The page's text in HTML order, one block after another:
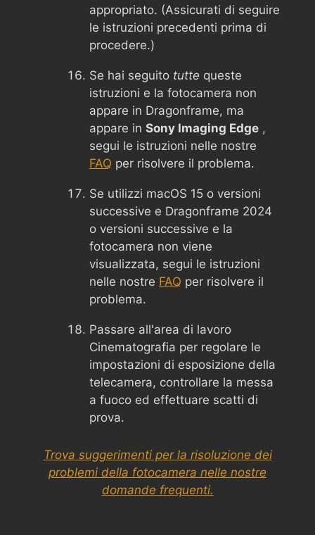
appropriato. (Assicurati di seguire
le istruzioni precedenti prima di
procedere.)
Se hai seguito tutte queste
istruzioni e la fotocamera non
appare in Dragonframe, ma
appare in Sony Imaging Edge ,
segui le istruzioni nelle nostre
FAQ per risolvere il problema.
Se utilizzi macOS 15 o versioni
successive e Dragonframe 2024
o versioni successive e la
fotocamera non viene
visualizzata, segui le istruzioni
nelle nostre FAQ per risolvere il
problema.
Passare all'area di lavoro
Cinematografia per regolare le
impostazioni di esposizione della
telecamera, controllare la messa
a fuoco ed effettuare scatti di
prova.
Trova suggerimenti per la risoluzione dei
problemi della fotocamera nelle nostre
domande frequenti.